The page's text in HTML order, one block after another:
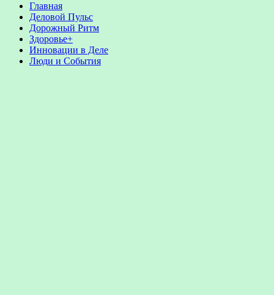
Главная
Деловой Пульс
Дорожный Ритм
Здоровье+
Инновации в Деле
Люди и События